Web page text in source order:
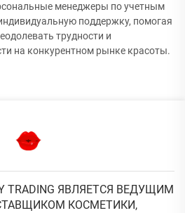
менеджеры по учетным
поддержку, помогая
трудности и
на конкурентном рынке красоты.
TRADING ЯВЛЯЕТСЯ ВЕДУЩИМ
КОСМЕТИКИ,